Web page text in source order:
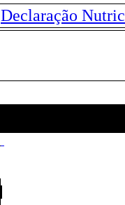
Declaração